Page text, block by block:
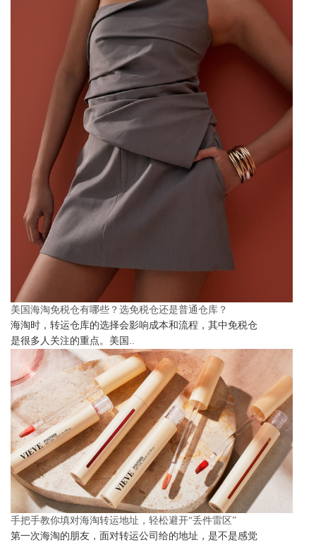
美国海淘免税仓有哪些？选免税仓还是普通仓库？
海淘时，转运仓库的选择会影响成本和流程，其中免税仓
是很多人关注的重点。美国..
手把手教你填对海淘转运地址，轻松避开“丢件雷区”
第一次海淘的朋友，面对转运公司给的地址，是不是感觉